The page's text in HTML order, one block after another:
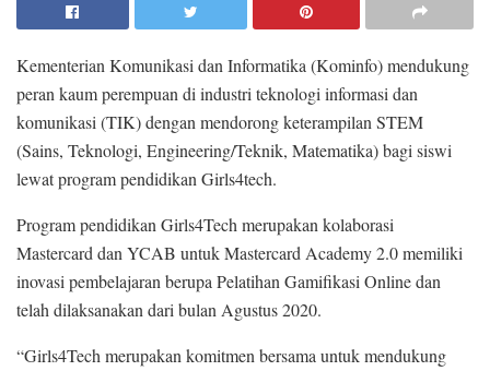
Kementerian Komunikasi dan Informatika (Kominfo) mendukung
peran kaum perempuan di industri teknologi informasi dan
komunikasi (TIK) dengan mendorong keterampilan STEM
(Sains, Teknologi, Engineering/Teknik, Matematika) bagi siswi
lewat program pendidikan Girls4tech.
Program pendidikan Girls4Tech merupakan kolaborasi
Mastercard dan YCAB untuk Mastercard Academy 2.0 memiliki
inovasi pembelajaran berupa Pelatihan Gamifikasi Online dan
telah dilaksanakan dari bulan Agustus 2020.
“Girls4Tech merupakan komitmen bersama untuk mendukung